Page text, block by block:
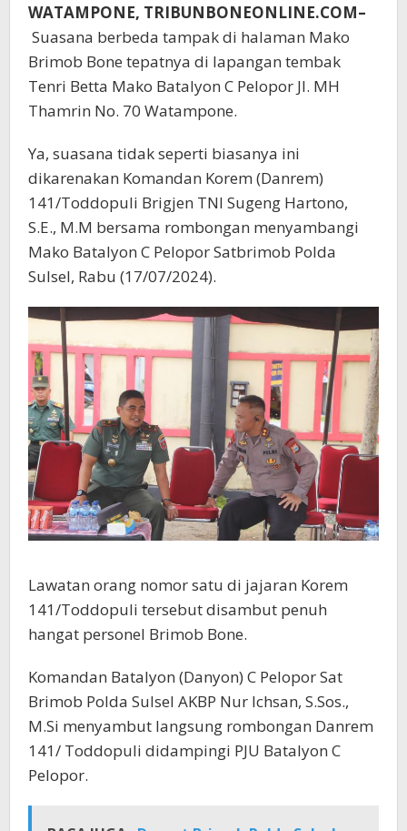
WATAMPONE, TRIBUNBONEONLINE.COM–
Suasana berbeda tampak di halaman Mako
Brimob Bone tepatnya di lapangan tembak
Tenri Betta Mako Batalyon C Pelopor Jl. MH
Thamrin No. 70 Watampone.
Ya, suasana tidak seperti biasanya ini
dikarenakan Komandan Korem (Danrem)
141/Toddopuli Brigjen TNI Sugeng Hartono,
S.E., M.M bersama rombongan menyambangi
Mako Batalyon C Pelopor Satbrimob Polda
Sulsel, Rabu (17/07/2024).
Lawatan orang nomor satu di jajaran Korem
141/Toddopuli tersebut disambut penuh
hangat personel Brimob Bone.
Komandan Batalyon (Danyon) C Pelopor Sat
Brimob Polda Sulsel AKBP Nur Ichsan, S.Sos.,
M.Si menyambut langsung rombongan Danrem
141/ Toddopuli didampingi PJU Batalyon C
Pelopor.